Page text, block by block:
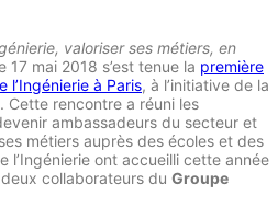
valoriser ses métiers, en
17 mai 2018 s’est tenue la première
l’Ingénierie à Paris, à l’initiative de la
Cette rencontre a réuni les
ambassadeurs du secteur et
métiers auprès des écoles et des
l’Ingénierie ont accueilli cette année
collaborateurs du Groupe